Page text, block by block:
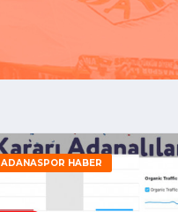
ADANASPOR HABER